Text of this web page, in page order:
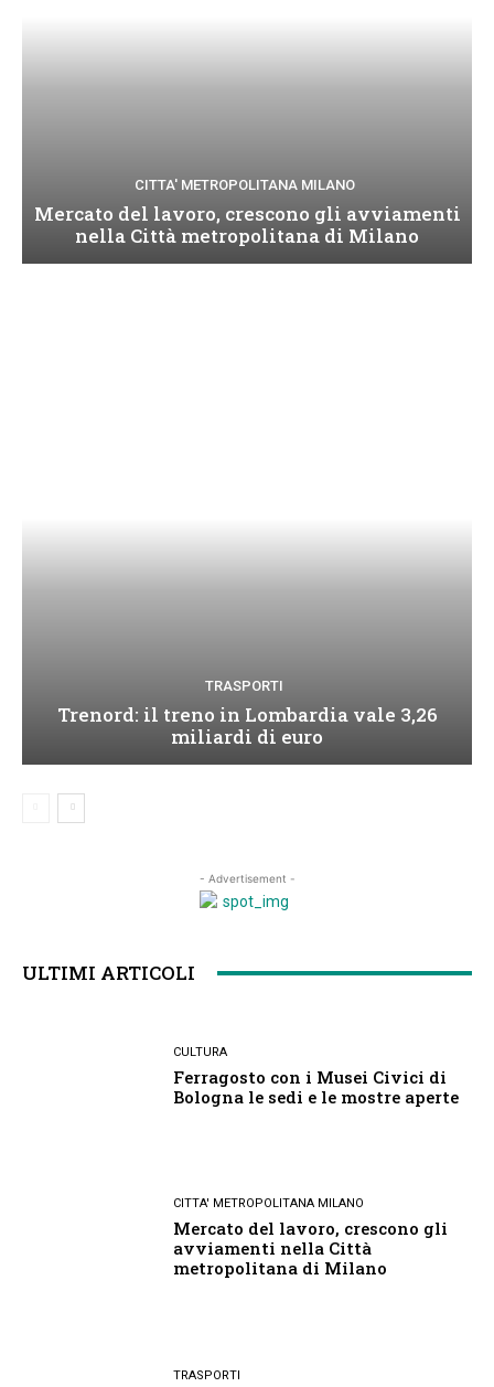
CITTA' METROPOLITANA MILANO
Mercato del lavoro, crescono gli avviamenti
nella Città metropolitana di Milano
TRASPORTI
Trenord: il treno in Lombardia vale 3,26
miliardi di euro
- Advertisement -
ULTIMI ARTICOLI
CULTURA
Ferragosto con i Musei Civici di
Bologna le sedi e le mostre aperte
CITTA' METROPOLITANA MILANO
Mercato del lavoro, crescono gli
avviamenti nella Città
metropolitana di Milano
TRASPORTI